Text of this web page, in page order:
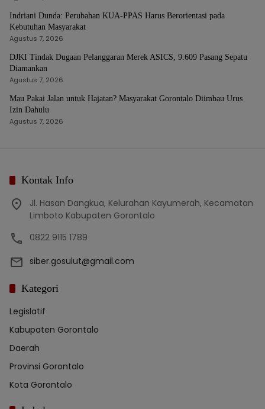
Indriani Dunda: Perubahan KUA-PPAS Harus Berorientasi pada
Kebutuhan Masyarakat
Agustus 7, 2026
DJKI Tindak Dugaan Pelanggaran Merek ASICS, 9.609 Pasang Sepatu
Diamankan
Agustus 7, 2026
Mau Pakai Jalan untuk Hajatan? Masyarakat Gorontalo Diimbau Urus
Izin Dahulu
Agustus 7, 2026
Kontak Info
Jl. Hasan Dangkua, Kelurahan Kayumerah, Kecamatan
Limboto Kabupaten Gorontalo
0822 9115 1789
siber.gosulut@gmail.com
Kategori
Legislatif
Kabupaten Gorontalo
Daerah
Provinsi Gorontalo
Kota Gorontalo